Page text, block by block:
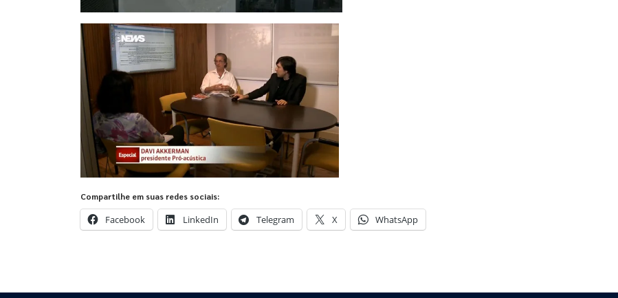
Compartilhe em suas redes sociais:
Facebook LinkedIn Telegram X WhatsApp